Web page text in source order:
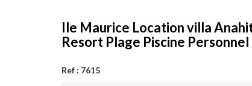
Ile Maurice Location villa
Resort Plage Piscine Personnel
Ref : 7615